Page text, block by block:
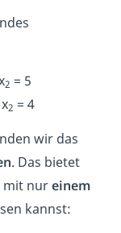
2 = 5
2 = 4
wir das
. Das bietet
mit nureinem
kannst: